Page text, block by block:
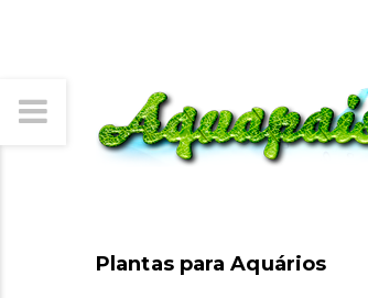
Plantas para Aquários